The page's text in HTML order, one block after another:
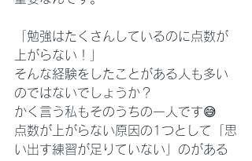
「勉強はたくさんしているのに点数が
上がらない！」
そんな経験をしたことがある人も多い
のではないでしょうか？
かく言う私もそのうちの一人です😅
点数が上がらない原因の1つとして「思
い出す練習が足りていない」のがある